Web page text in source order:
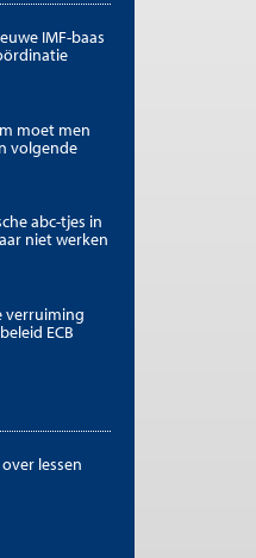
IMF-baas
moet men
volgende
abc-tjes in
niet werken
verruiming
ECB
lessen